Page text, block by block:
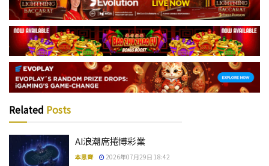
Related Posts
AI浪潮席捲博彩業
本思齊 2026年07月29日 18:42